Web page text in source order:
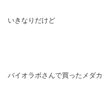
いきなりだけど
バイオラボさんで買ったメダ